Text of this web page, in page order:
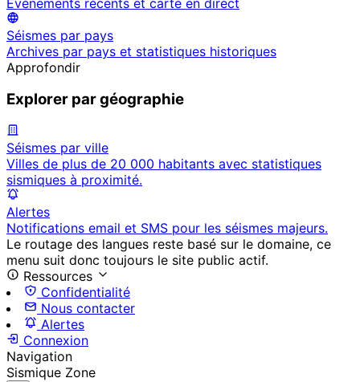
Séismes par pays
Archives par pays et statistiques historiques
Approfondir
Explorer par géographie
Séismes par ville
Villes de plus de 20 000 habitants avec statistiques
sismiques à proximité.
Alertes
Notifications email et SMS pour les séismes majeurs.
Le routage des langues reste basé sur le domaine, ce
menu suit donc toujours le site public actif.
Ressources
Confidentialité
Nous contacter
Alertes
Connexion
Navigation
Sismique Zone